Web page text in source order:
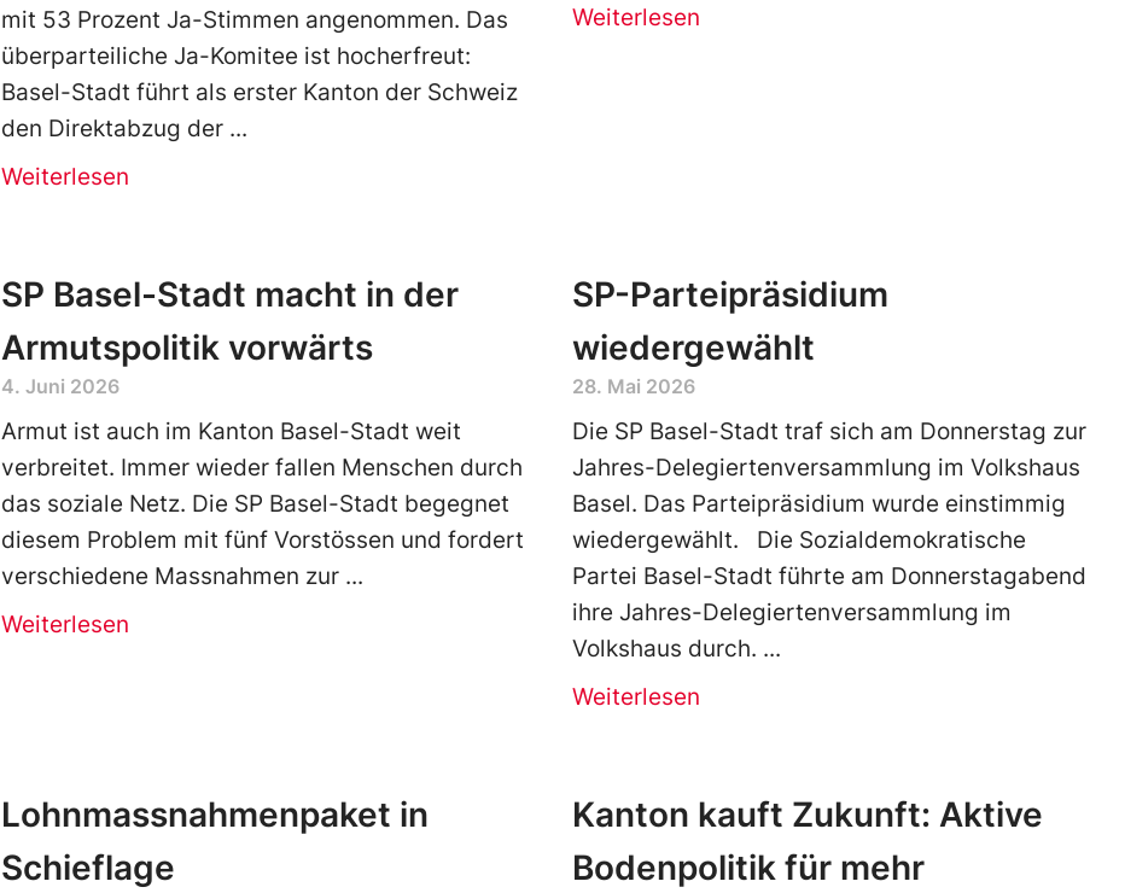
mit 53 Prozent Ja-Stimmen angenommen. Das
überparteiliche Ja-Komitee ist hocherfreut:
Basel-Stadt führt als erster Kanton der Schweiz
den Direktabzug der
Weiterlesen
Weiterlesen
SP Basel-Stadt macht in der
Armutspolitik vorwärts
4. Juni 2026
Armut ist auch im Kanton Basel-Stadt weit
verbreitet. Immer wieder fallen Menschen durch
das soziale Netz. Die SP Basel-Stadt begegnet
diesem Problem mit fünf Vorstössen und fordert
verschiedene Massnahmen zur
Weiterlesen
SP-Parteipräsidium
wiedergewählt
28. Mai 2026
Die SP Basel-Stadt traf sich am Donnerstag zur
Jahres-Delegiertenversammlung im Volkshaus
Basel. Das Parteipräsidium wurde einstimmig
wiedergewählt. Die Sozialdemokratische
Partei Basel-Stadt führte am Donnerstagabend
ihre Jahres-Delegiertenversammlung im
Volkshaus durch.
Weiterlesen
Lohnmassnahmenpaket in
Schieflage
Kanton kauft Zukunft: Aktive
Bodenpolitik für mehr